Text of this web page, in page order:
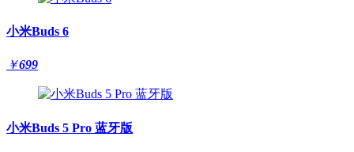
小米Buds 6
￥699
小米Buds 5 Pro 蓝牙版